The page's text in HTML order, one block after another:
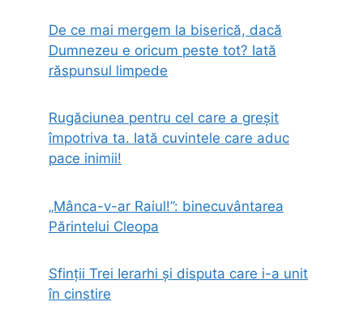
De ce mai mergem la biserică, dacă
Dumnezeu e oricum peste tot? Iată
răspunsul limpede
Rugăciunea pentru cel care a greșit
împotriva ta. Iată cuvintele care aduc
pace inimii!
„Mânca-v-ar Raiul!”: binecuvântarea
Părintelui Cleopa
Sfinții Trei Ierarhi și disputa care i-a unit
în cinstire